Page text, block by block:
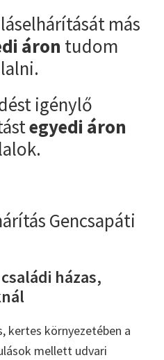
más
áron tudom
igénylő
egyedi áron
Gencsapáti
házas,
kertes környezetében a
mellett udvari